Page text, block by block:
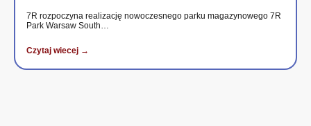
7R rozpoczyna realizację nowoczesnego parku magazynowego 7R
Park Warsaw South…
Czytaj wiecej →